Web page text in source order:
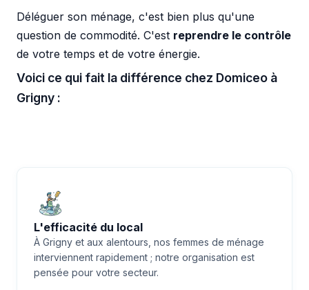
Déléguer son ménage, c'est bien plus qu'une
question de commodité. C'est reprendre le contrôle
de votre temps et de votre énergie.
Voici ce qui fait la différence chez Domiceo à
Grigny :
L'efficacité du local
À Grigny et aux alentours, nos femmes de ménage
interviennent rapidement ; notre organisation est
pensée pour votre secteur.